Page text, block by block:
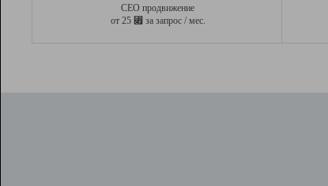
СЕО продвижение
от 25 ⃏ за запрос / мес.